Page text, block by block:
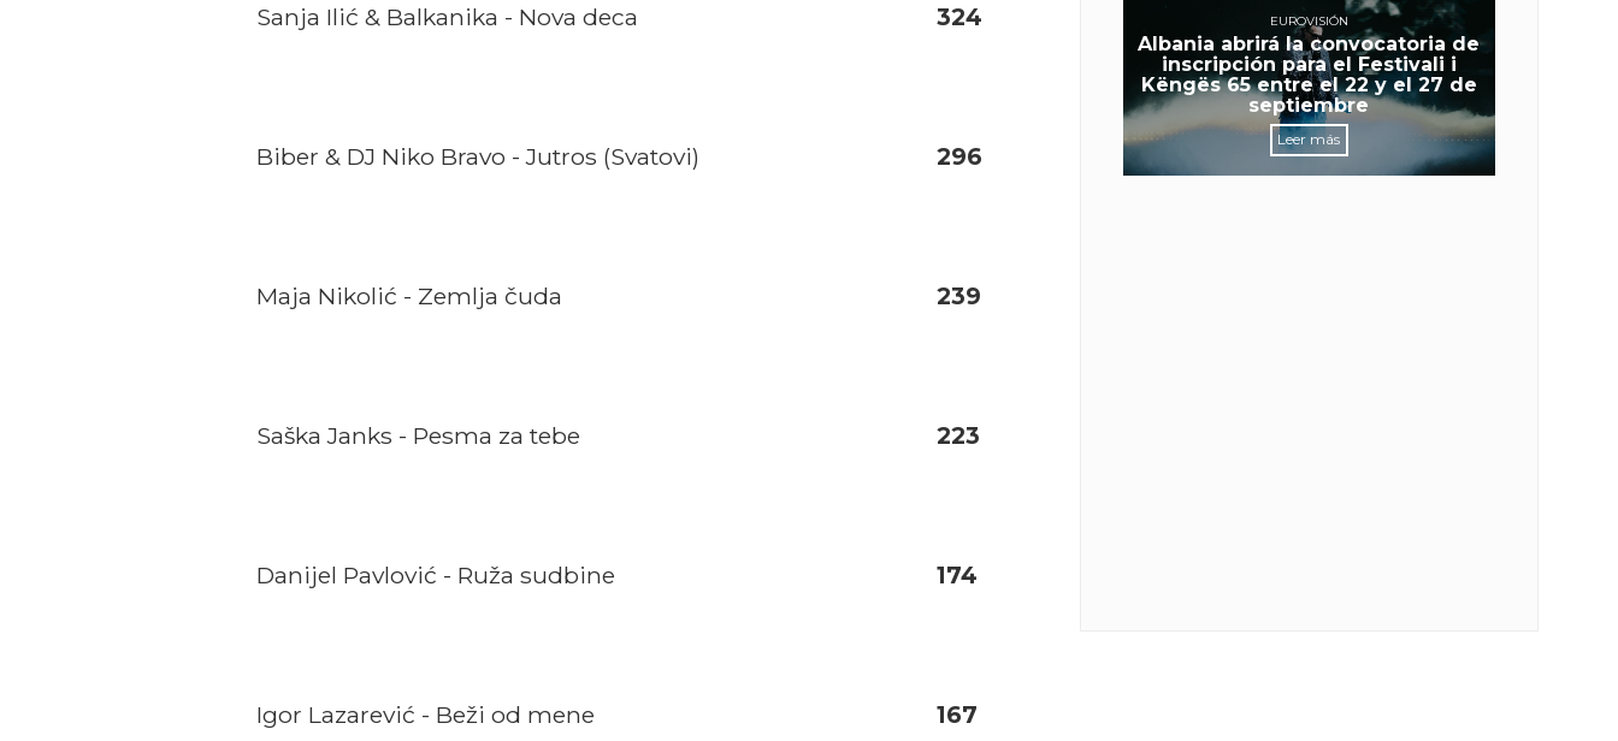
Sanja Ilić & Balkanika - Nova deca 324
Biber & DJ Niko Bravo - Jutros (Svatovi) 296
Maja Nikolić - Zemlja čuda 239
Saška Janks - Pesma za tebe 223
Danijel Pavlović - Ruža sudbine 174
Igor Lazarević - Beži od mene 167
EUROVISIÓN
Albania abrirá la convocatoria de
inscripción para el Festivali i
Këngës 65 entre el 22 y el 27 de
septiembre
Leer más